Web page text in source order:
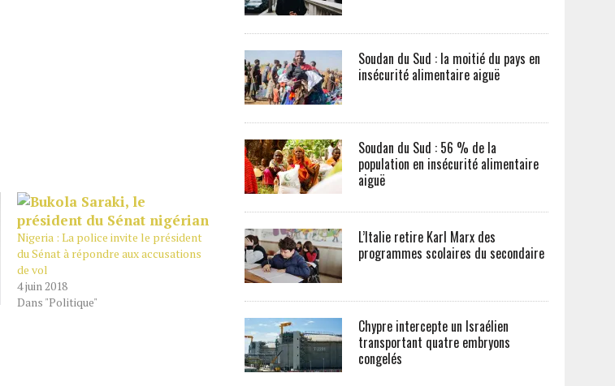
Nigeria : La police invite le président
du Sénat à répondre aux accusations
de vol
4 juin 2018
Dans "Politique"
Soudan du Sud : la moitié du pays en
insécurité alimentaire aiguë
Soudan du Sud : 56 % de la
population en insécurité alimentaire
aiguë
L’Italie retire Karl Marx des
programmes scolaires du secondaire
Chypre intercepte un Israélien
transportant quatre embryons
congelés